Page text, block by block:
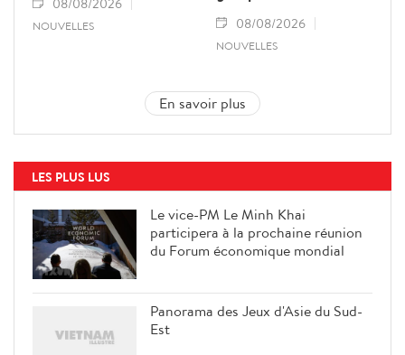
NOUVELLES 08/08/2026
NOUVELLES
En savoir plus
LES PLUS LUS
Le vice-PM Le Minh Khai
participera à la prochaine réunion
du Forum économique mondial
Panorama des Jeux d'Asie du Sud-
Est